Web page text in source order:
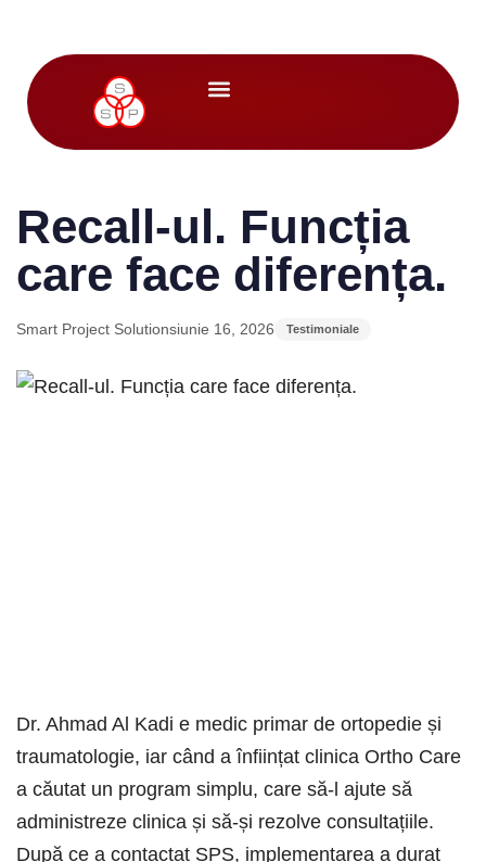
Recall-ul. Funcția
care face diferența.
Smart Project Solutionsiunie 16, 2026 Testimoniale
Dr. Ahmad Al Kadi e medic primar de ortopedie și
traumatologie, iar când a înființat clinica Ortho Care
a căutat un program simplu, care să-l ajute să
administreze clinica și să-și rezolve consultațiile.
După ce a contactat SPS, implementarea a durat